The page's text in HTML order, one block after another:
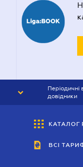
Періодичні
довідники
ВІСНИК
КАТАЛОГ
ВСІ